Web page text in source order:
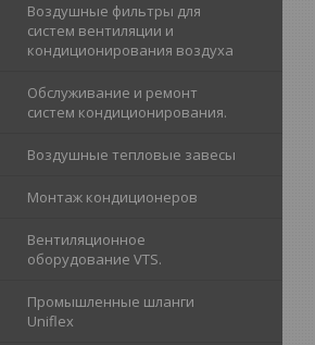
Воздушные фильтры для
систем вентиляции и
кондиционирования воздуха
Обслуживание и ремонт
систем кондиционирования.
Воздушные тепловые завесы
Монтаж кондиционеров
Вентиляционное
оборудование VTS.
Промышленные шланги
Uniflex